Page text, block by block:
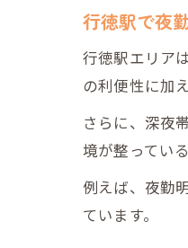
行徳駅で夜
行徳駅エリア
の利便性に加
さらに、深夜
境が整ってい
例えば、夜勤
ています。